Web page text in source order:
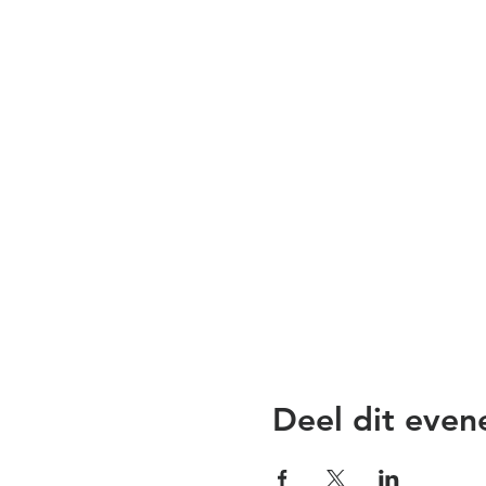
Deel dit